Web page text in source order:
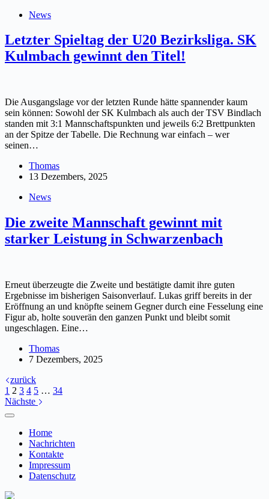
News
Letzter Spieltag der U20 Bezirksliga. SK
Kulmbach gewinnt den Titel!
Die Ausgangslage vor der letzten Runde hätte spannender kaum
sein können: Sowohl der SK Kulmbach als auch der TSV Bindlach
standen mit 3:1 Mannschaftspunkten und jeweils 6:2 Brettpunkten
an der Spitze der Tabelle. Die Rechnung war einfach – wer
seinen…
Thomas
13 Dezembers, 2025
News
Die zweite Mannschaft gewinnt mit
starker Leistung in Schwarzenbach
Erneut überzeugte die Zweite und bestätigte damit ihre guten
Ergebnisse im bisherigen Saisonverlauf. Lukas griff bereits in der
Eröffnung an und knöpfte seinem Gegner durch eine Fesselung eine
Figur ab, holte souverän den ganzen Punkt und bleibt somit
ungeschlagen. Eine…
Thomas
7 Dezembers, 2025
zurück
1 2 3 4 5 … 34
Nächste
Home
Nachrichten
Kontakte
Impressum
Datenschutz